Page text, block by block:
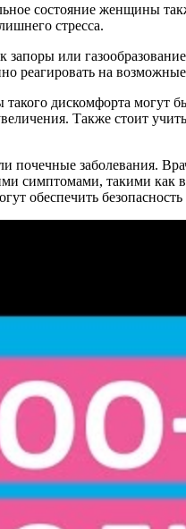
состояние женщины
стресса.
или
реагировать на
дискомфорта могут
Также стоит
почечные заболевания.
симптомами, такими как
обеспечить